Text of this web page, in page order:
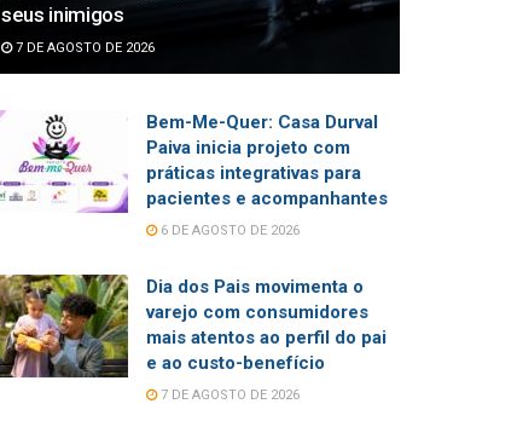
seus inimigos
7 DE AGOSTO DE 2026
Bem-Me-Quer: Casa Durval
Paiva inicia projeto com
práticas integrativas para
pacientes e acompanhantes
6 DE AGOSTO DE 2026
Dia dos Pais movimenta o
varejo com consumidores
mais atentos ao perfil do pai
e ao custo-benefício
7 DE AGOSTO DE 2026